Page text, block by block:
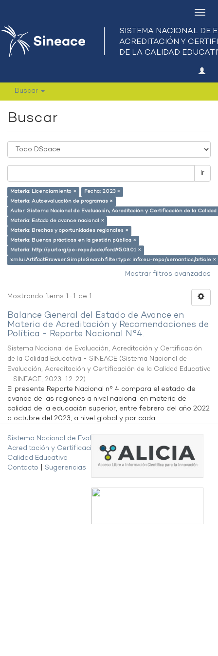
Buscar
Buscar
Ir
Materia: Licenciamiento ×
Fecha: 2023 ×
Materia: Autoevaluación de programas ×
Autor: Sistema Nacional de Evaluación, Acreditación y Certificación de la
Materia: Estado de avance nacional ×
Materia: Brechas y oportunidades regionales ×
Materia: Buenas prácticas en la gestión pública ×
Materia: http://purl.org/pe-repo/ocde/ford#5.03.01 ×
xmlui.ArtifactBrowser.SimpleSearch.filter.type: info:eu-repo/semantics/article ×
Mostrar filtros avanzados
Mostrando ítems 1-1 de 1
Balance General del Estado de Avance en
Materia de Acreditación y Recomendaciones de
Política - Reporte Nacional N°4.
Sistema Nacional de Evaluación, Acreditación y Certificación
de la Calidad Educativa - SINEACE (Sistema Nacional de
Evaluación, Acreditación y Certificación de la Calidad Educativa
- SINEACE, 2023-12-22)
El presente Reporte Nacional n° 4 compara el estado de
avance de las regiones a nivel nacional en materia de
calidad de la educación superior, entre febrero del año 2022
a octubre del 2023, a nivel global y por cada ...
Sistema Nacional de Evaluación,
Acreditación y Certificación de la
Calidad Educativa
Contacto
Sugerencias